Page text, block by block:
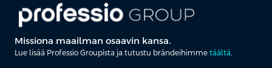
Missiona maailman osaavin kansa.
Lue lisää Professio Groupista ja tutustu brändeihimme täältä.